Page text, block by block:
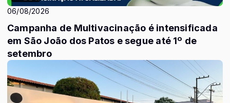
06/08/2026
Campanha de Multivacinação é intensificada
em São João dos Patos e segue até 1º de
setembro